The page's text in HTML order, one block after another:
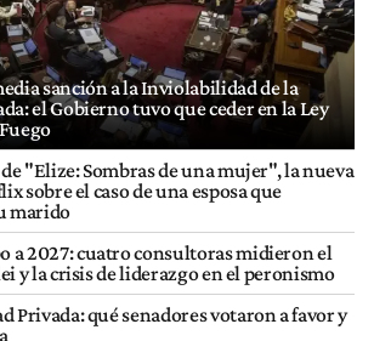
sanción a la Inviolabilidad de la
el Gobierno tuvo que ceder en la Ley
"Elize: Sombras de una mujer", la nueva
sobre el caso de una esposa que
marido
a 2027: cuatro consultoras midieron el
y la crisis de liderazgo en el peronismo
Privada: qué senadores votaron a favor y